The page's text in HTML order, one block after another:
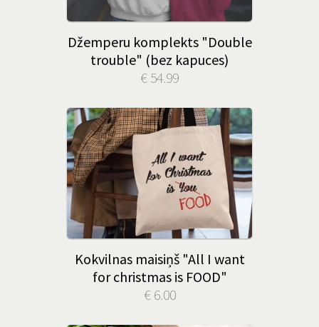
Džemperu komplekts "Double
trouble" (bez kapuces)
€ 54.99
Kokvilnas maisiņš "All I want
for christmas is FOOD"
€ 6.00